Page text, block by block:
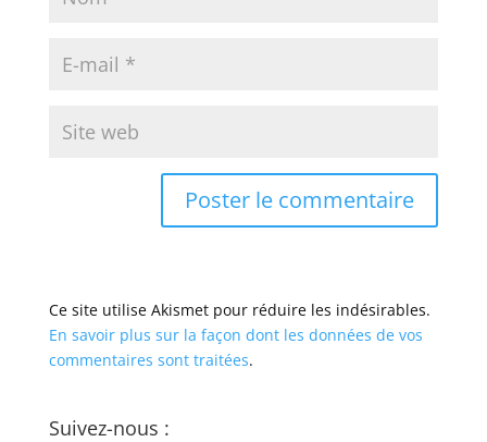
Ce site utilise Akismet pour réduire les indésirables.
En savoir plus sur la façon dont les données de vos
commentaires sont traitées.
Suivez-nous :